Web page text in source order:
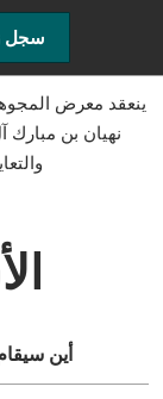
سجل
ينعقد معرض
نهيان بن مبارك
أين